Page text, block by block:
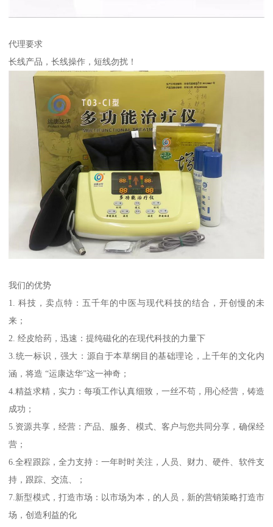
代理要求
长线产品，长线操作，短线勿扰！
我们的优势
1. 科技，卖点特：五千年的中医与现代科技的结合，开创慢的未
来；
2. 经皮给药，迅速：提纯磁化的在现代科技的力量下
3.统一标识，强大：源自于本草纲目的基础理论，上千年的文化内
涵，将造 “运康达华”这一神奇；
4.精益求精，实力：每项工作认真细致，一丝不苟，用心经营，铸造
成功；
5.资源共享，经营：产品、服务、模式、客户与您共同分享，确保经
营；
6.全程跟踪，全力支持：一年时时关注，人员、财力、硬件、软件支
持，跟踪、交流、；
7.新型模式，打造市场：以市场为本，的人员，新的营销策略打造市
场，创造利益的化